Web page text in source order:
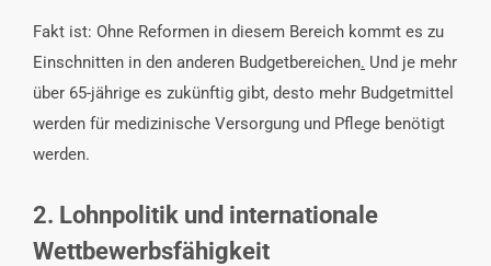
Fakt ist: Ohne Reformen in diesem Bereich kommt es zu
Einschnitten in den anderen Budgetbereichen. Und je mehr
über 65-jährige es zukünftig gibt, desto mehr Budgetmittel
werden für medizinische Versorgung und Pflege benötigt
werden.
2. Lohnpolitik und internationale
Wettbewerbsfähigkeit